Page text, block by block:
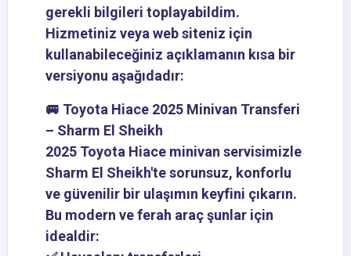
gerekli bilgileri toplayabildim.
Hizmetiniz veya web siteniz için
kullanabileceğiniz açıklamanın kısa bir
versiyonu aşağıdadır:
🚐 Toyota Hiace 2025 Minivan Transferi
– Sharm El Sheikh
2025 Toyota Hiace minivan servisimizle
Sharm El Sheikh'te sorunsuz, konforlu
ve güvenilir bir ulaşımın keyfini çıkarın.
Bu modern ve ferah araç şunlar için
idealdir: